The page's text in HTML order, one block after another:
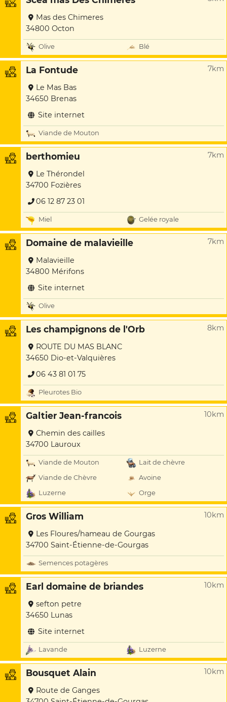
Mas des Chimeres
34800 Octon
Olive Blé
La Fontude 7km
Le Mas Bas
34650 Brenas
Site internet
Viande de Mouton
berthomieu 7km
Le Thérondel
34700 Fozières
06 12 87 23 01
Miel Gelée royale
Domaine de malavieille 7km
Malavieille
34800 Mérifons
Site internet
Olive
Les champignons de l'Orb 8km
ROUTE DU MAS BLANC
34650 Dio-et-Valquières
06 43 81 01 75
Pleurotes Bio
Galtier Jean-francois 10km
Chemin des cailles
34700 Lauroux
Viande de Mouton
Lait de chèvre
Viande de Chèvre
Avoine
Luzerne
Orge
Gros William 10km
Les Floures/hameau de Gourgas
34700 Saint-Étienne-de-Gourgas
Semences potagères
Earl domaine de briandes 10km
sefton petre
34650 Lunas
Site internet
Lavande Luzerne
Bousquet Alain 10km
Route de Ganges